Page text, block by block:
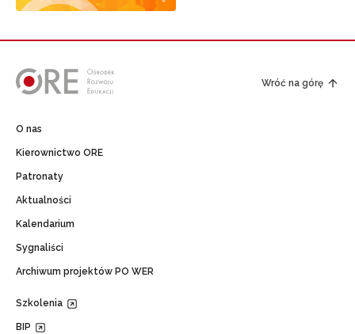
Wróć na górę
O nas
Kierownictwo ORE
Patronaty
Aktualności
Kalendarium
Sygnaliści
Archiwum projektów PO WER
Szkolenia
BIP